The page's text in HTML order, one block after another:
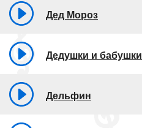
Дед Мороз
Дедушки и бабушки
Дельфин